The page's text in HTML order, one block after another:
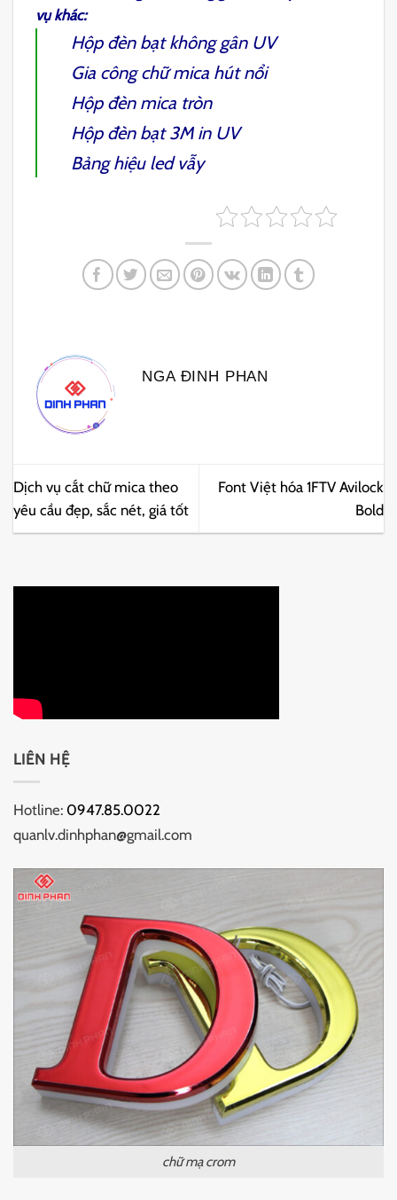
vụ khác:
Hộp đèn bạt không gân UV
Gia công chữ mica hút nổi
Hộp đèn mica tròn
Hộp đèn bạt 3M in UV
Bảng hiệu led vẫy
NGA ĐINH PHAN
Dịch vụ cắt chữ mica theo
yêu cầu đẹp, sắc nét, giá tốt
Font Việt hóa 1FTV Avilock
Bold
LIÊN HỆ
Hotline: 0947.85.0022
quanlv.dinhphan@gmail.com
chữ mạ crom